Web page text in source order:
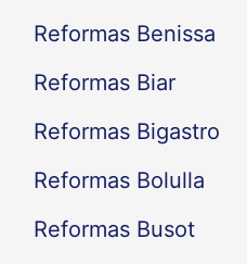
Reformas Benissa
Reformas Biar
Reformas Bigastro
Reformas Bolulla
Reformas Busot